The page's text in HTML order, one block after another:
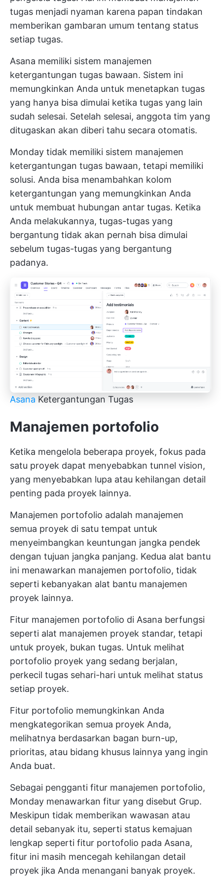
tugas menjadi nyaman karena papan tindakan
memberikan gambaran umum tentang status
setiap tugas.
Asana memiliki sistem manajemen
ketergantungan tugas bawaan. Sistem ini
memungkinkan Anda untuk menetapkan tugas
yang hanya bisa dimulai ketika tugas yang lain
sudah selesai. Setelah selesai, anggota tim yang
ditugaskan akan diberi tahu secara otomatis.
Monday tidak memiliki sistem manajemen
ketergantungan tugas bawaan, tetapi memiliki
solusi. Anda bisa menambahkan kolom
ketergantungan yang memungkinkan Anda
untuk membuat hubungan antar tugas. Ketika
Anda melakukannya, tugas-tugas yang
bergantung tidak akan pernah bisa dimulai
sebelum tugas-tugas yang bergantung
padanya.
Asana Ketergantungan Tugas
Manajemen portofolio
Ketika mengelola beberapa proyek, fokus pada
satu proyek dapat menyebabkan tunnel vision,
yang menyebabkan lupa atau kehilangan detail
penting pada proyek lainnya.
Manajemen portofolio adalah manajemen
semua proyek di satu tempat untuk
menyeimbangkan keuntungan jangka pendek
dengan tujuan jangka panjang. Kedua alat bantu
ini menawarkan manajemen portofolio, tidak
seperti kebanyakan alat bantu manajemen
proyek lainnya.
Fitur manajemen portofolio di Asana berfungsi
seperti alat manajemen proyek standar, tetapi
untuk proyek, bukan tugas. Untuk melihat
portofolio proyek yang sedang berjalan,
perkecil tugas sehari-hari untuk melihat status
setiap proyek.
Fitur portofolio memungkinkan Anda
mengkategorikan semua proyek Anda,
melihatnya berdasarkan bagan burn-up,
prioritas, atau bidang khusus lainnya yang ingin
Anda buat.
Sebagai pengganti fitur manajemen portofolio,
Monday menawarkan fitur yang disebut Grup.
Meskipun tidak memberikan wawasan atau
detail sebanyak itu, seperti status kemajuan
lengkap seperti fitur portofolio pada Asana,
fitur ini masih mencegah kehilangan detail
proyek jika Anda menangani banyak proyek.